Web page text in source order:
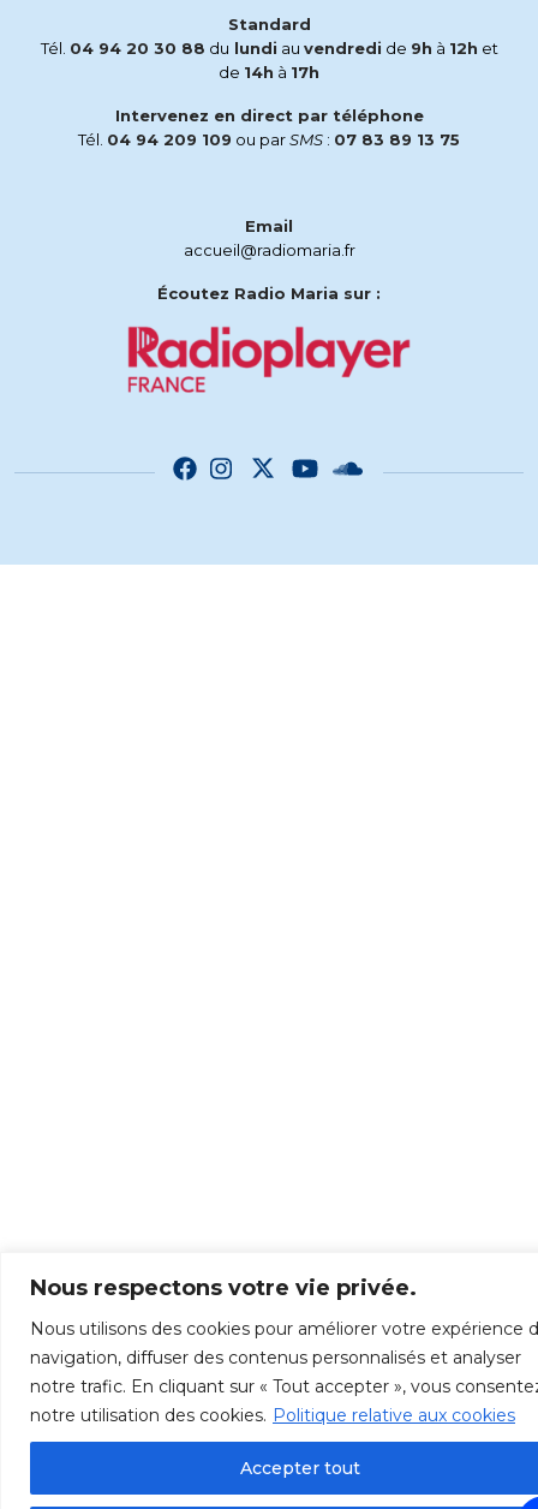
Nous respectons votre vie privée.
Nous utilisons des cookies pour améliorer votre expérience
navigation, diffuser des contenus personnalisés et analyser
notre trafic. En cliquant sur « Tout accepter », vous
notre utilisation des cookies. Politique relative aux cookies
Accepter tout
Standard
Tél. 04 94 20 30 88 du lundi au vendredi de 9h à 12h et
de 14h à 17h
Intervenez en direct par téléphone
Tél. 04 94 209 109 ou parSMS : 07 83 89 13 75
Email
accueil@radiomaria.fr
Écoutez Radio Maria sur :